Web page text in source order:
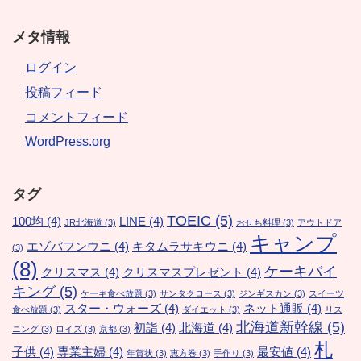
メタ情報
ログイン
投稿フィード
コメントフィード
WordPress.org
タグ
100均 (4) JR北海道 (3) LINE (4) TOEIC (5) おせち料理 (3) アウトドア
(3) エゾバフンウニ (4) キタムラサキウニ (4) キャンプ
(8) クリスマス (4) クリスマスプレゼント (4) ケーキバイ
キング(5) ケーキ食べ放題 (3) サンタクロース (3) ジンギスカン (3) スイーツ
食べ放題 (3) スター・ウォーズ (4) ダイエット (3) ネット通販 (4) リス
ニング (3) ロイズ (3) 京都 (3) 初詣 (4) 北海道 (4) 北海道新幹線 (5)
子供 (4) 専業主婦 (4) 年賀状 (3) 恵方巻 (3) 手作り (3) 最安値 (4) 札